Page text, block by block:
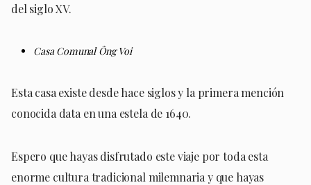
del siglo XV.
Casa ComunalÔng Voi
Esta casa existe desde hace siglos y la primera mención
conocida data en una estela de 1640.
Espero que hayas disfrutado este viaje por toda esta
enorme cultura tradicional milemnaria y que hayas